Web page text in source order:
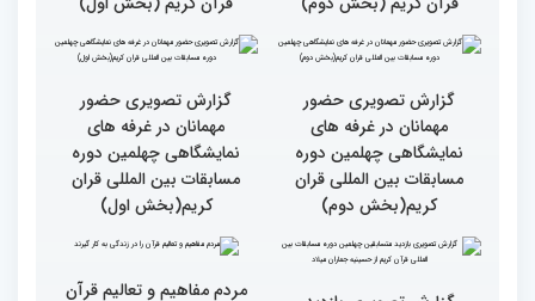
گزارش تصویری سومین روز
رقابت بخش بانوان چهلمین
دوره مسابقات بین المللی
قرآن کریم (بخش دوم)
گزارش تصویری سومین روز
رقابت بخش بانوان چهلمین
دوره مسابقات بین المللی
قرآن کریم (بخش اول)
گزارش تصویری حضور